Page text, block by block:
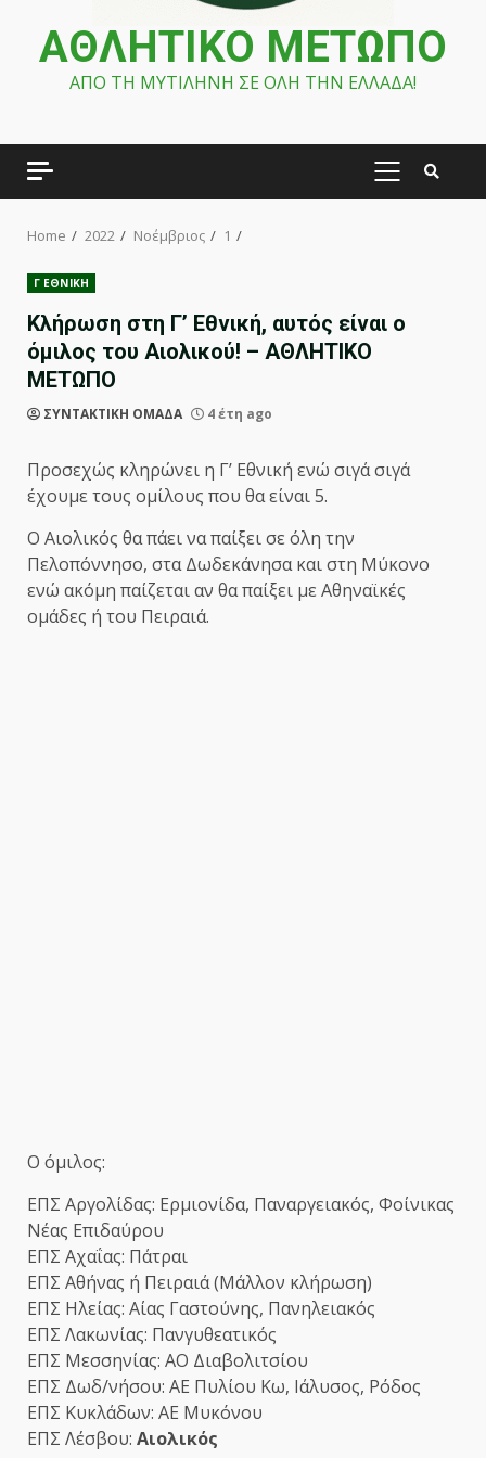
ΑΘΛΗΤΙΚΟ ΜΕΤΩΠΟ
ΑΠΟ ΤΗ ΜΥΤΙΛΗΝΗ ΣΕ ΟΛΗ ΤΗΝ ΕΛΛΑΔΑ!
PRIMARY
Home 2022 Νοέμβριος 1
Γ ΕΘΝΙΚΗ
Κλήρωση στη Γ’ Εθνική, αυτός είναι ο
όμιλος του Αιολικού! – ΑΘΛΗΤΙΚΟ
ΜΕΤΩΠΟ
ΣΥΝΤΑΚΤΙΚΗ ΟΜΑΔΑ 4 έτη ago
Προσεχώς κληρώνει η Γ’ Εθνική ενώ σιγά σιγά
έχουμε τους ομίλους που θα είναι 5.
Ο Αιολικός θα πάει να παίξει σε όλη την
Πελοπόννησο, στα Δωδεκάνησα και στη Μύκονο
ενώ ακόμη παίζεται αν θα παίξει με Αθηναϊκές
ομάδες ή του Πειραιά.
Ο όμιλος:
ΕΠΣ Αργολίδας: Ερμιονίδα, Παναργειακός, Φοίνικας
Νέας Επιδαύρου
ΕΠΣ Αχαΐας: Πάτραι
ΕΠΣ Αθήνας ή Πειραιά (Μάλλον κλήρωση)
ΕΠΣ Ηλείας: Αίας Γαστούνης, Πανηλειακός
ΕΠΣ Λακωνίας: Πανγυθεατικός
ΕΠΣ Μεσσηνίας: ΑΟ Διαβολιτσίου
ΕΠΣ Δωδ/νήσου: ΑΕ Πυλίου Κω, Ιάλυσος, Ρόδος
ΕΠΣ Κυκλάδων: ΑΕ Μυκόνου
ΕΠΣ Λέσβου: Αιολικός